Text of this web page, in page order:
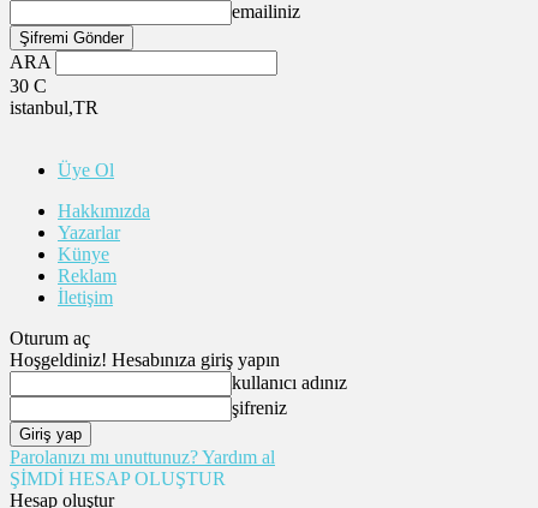
emailiniz
ARA
30 C
istanbul,TR
Üye Ol
Hakkımızda
Yazarlar
Künye
Reklam
İletişim
Oturum aç
Hoşgeldiniz! Hesabınıza giriş yapın
kullanıcı adınız
şifreniz
Parolanızı mı unuttunuz? Yardım al
ŞİMDİ HESAP OLUŞTUR
Hesap oluştur